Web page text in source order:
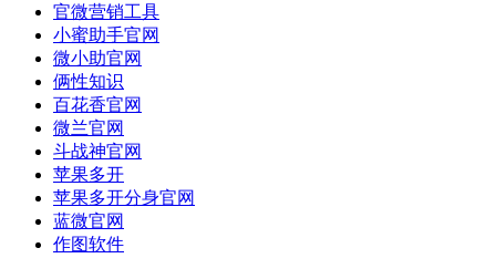
官微营销工具
小蜜助手官网
微小助官网
俩性知识
百花香官网
微兰官网
斗战神官网
苹果多开
苹果多开分身官网
蓝微官网
作图软件